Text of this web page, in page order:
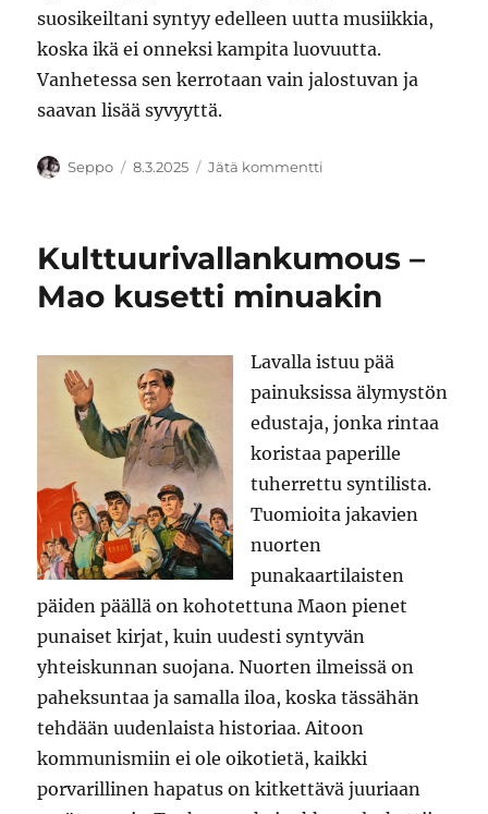
suosikeiltani syntyy edelleen uutta musiikkia,
koska ikä ei onneksi kampita luovuutta.
Vanhetessa sen kerrotaan vain jalostuvan ja
saavan lisää syvyyttä.
Kirjoittaja
Seppo Julkaistu
8.3.2025 Jätä kommentti
Kulttuurivallankumous –
Mao kusetti minuakin
Lavalla istuu pää
painuksissa älymystön
edustaja, jonka rintaa
koristaa paperille
tuherrettu syntilista.
Tuomioita jakavien
nuorten
punakaartilaisten
päiden päällä on kohotettuna Maon pienet
punaiset kirjat, kuin uudesti syntyvän
yhteiskunnan suojana. Nuorten ilmeissä on
paheksuntaa ja samalla iloa, koska tässähän
tehdään uudenlaista historiaa. Aitoon
kommunismiin ei ole oikotietä, kaikki
porvarillinen hapatus on kitkettävä juuriaan